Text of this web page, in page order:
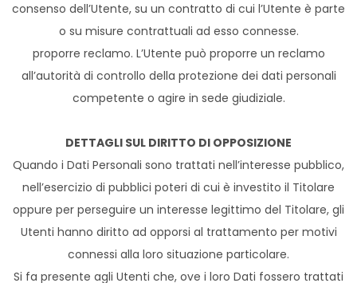
consenso dell’Utente, su un contratto di cui l’Utente è parte
o su misure contrattuali ad esso connesse.
proporre reclamo. L’Utente può proporre un reclamo
all’autorità di controllo della protezione dei dati personali
competente o agire in sede giudiziale.
DETTAGLI SUL DIRITTO DI OPPOSIZIONE
Quando i Dati Personali sono trattati nell’interesse pubblico,
nell’esercizio di pubblici poteri di cui è investito il Titolare
oppure per perseguire un interesse legittimo del Titolare, gli
Utenti hanno diritto ad opporsi al trattamento per motivi
connessi alla loro situazione particolare.
Si fa presente agli Utenti che, ove i loro Dati fossero trattati